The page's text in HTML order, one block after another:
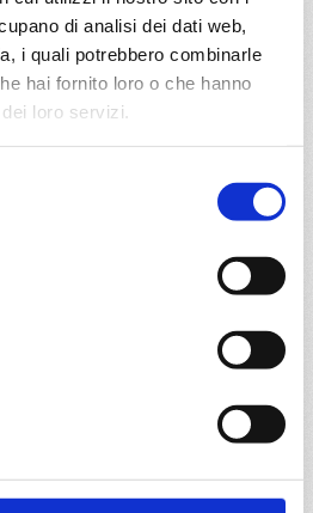
di analisi dei dati web,
i quali potrebbero combinarle
hai fornito loro o che hanno
loro servizi.
AmburgoconCosta Favolosa